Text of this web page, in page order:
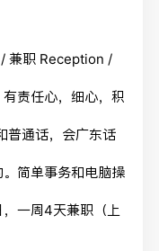
兼职 Reception /
责任心，细心，积
普通话，会广东话
简单事务和电脑操
一周4天兼职（上